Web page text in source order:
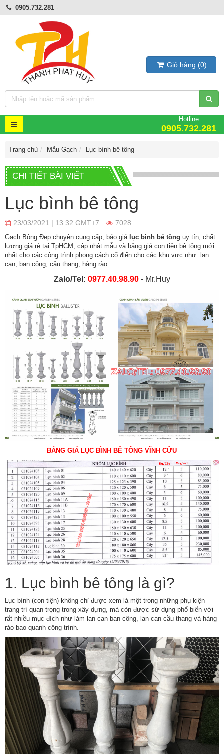
0905.732.281-
Giỏ hàng (0)
Hotline
0905.732.281
Trang chủ Mẫu Gạch Lục bình bê tông
CHI TIẾT BÀI VIẾT
Lục bình bê tông
23/03/2021 | 13:32 GMT+7 7028
Gạch Bông Đẹp chuyên cung cấp, báo giá lục bình bê tông uy tín, chất
lượng giá rẻ tại TpHCM, cập nhật mẫu và bảng giá con tiện bê tông mới
nhất cho các công trình phong cách cổ điển cho các khu vực như: lan
can, ban công, cầu thang, hàng rào...
Zalo/Tel: 0977.40.98.90- Mr.Huy
BẢNG GIÁ LỤC BÌNH BÊ TÔNG VĨNH CỬU
1. Lục bình bê tông là gì?
Lục bình (con tiện) không chỉ được xem là một trong những phụ kiện
trang trí quan trọng trong xây dựng, mà còn được sử dụng phổ biến với
rất nhiều mục đích như làm lan can ban công, lan can cầu thang và hàng
rào bao quanh công trình.